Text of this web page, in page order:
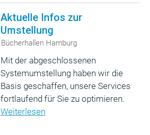
Aktuelle Infos zur
Umstellung
Bücherhallen Hamburg
Mit der abgeschlossenen
Systemumstellung haben wir die
Basis geschaffen, unsere Services
fortlaufend für Sie zu optimieren.
Weiterlesen